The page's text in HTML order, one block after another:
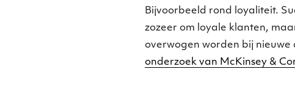
Bijvoorbeeld rond loyaliteit.
zozeer om loyale klanten,
overwogen worden bij nieuwe
onderzoek van McKinsey &